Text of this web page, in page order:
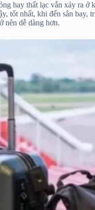
hay thất lạc vẫn xảy ra
nhất, khi đến sân
nên dễ dàng hơn.